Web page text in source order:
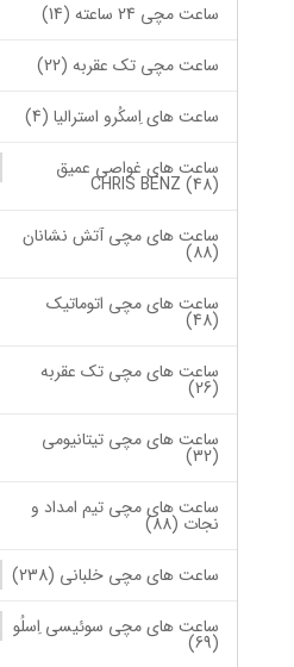
ساعت مچی 24 ساعته (14)
ساعت مچی تک عقربه (22)
ساعت های اِسکُرو استرالیا (4)
ساعت های غواصی عمیق
CHRIS BENZ (48)
ساعت های مچی آتش نشانان
(88)
ساعت های مچی اتوماتیک
(48)
ساعت های مچی تک عقربه
(26)
ساعت های مچی تیتانیومی
(32)
ساعت های مچی تیم امداد و
نجات (88)
ساعت های مچی خلبانی (238)
ساعت های مچی سوئیسی اِسلُو
(69)